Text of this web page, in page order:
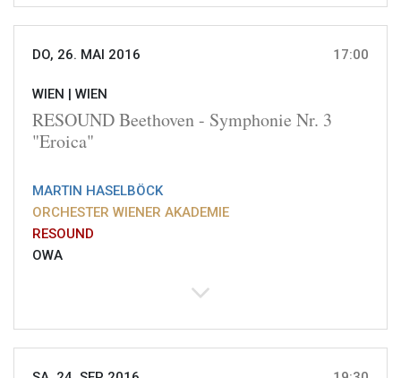
DO, 26. MAI 2016 17:00
WIEN | WIEN
RESOUND Beethoven - Symphonie Nr. 3
"Eroica"
MARTIN HASELBÖCK
ORCHESTER WIENER AKADEMIE
RESOUND
OWA